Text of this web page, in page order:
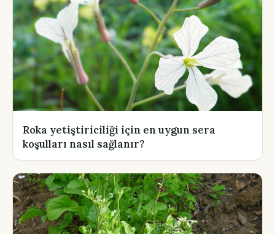
Roka yetiştiriciliği için en uygun sera
koşulları nasıl sağlanır?